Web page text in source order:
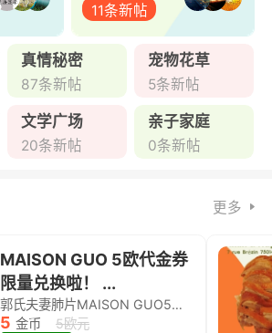
11条新帖
真情秘密
87条新帖
宠物花草
5条新帖
文学广场
20条新帖
亲子家庭
0条新帖
更多
MAISON GUO 5欧代金券
限量兑换啦！ ...
郭氏夫妻肺片MAISON GUO5欧代金券限量兑换啦！
5 金币
5欧元